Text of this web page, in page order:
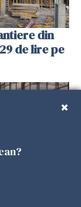
din
de lire pe